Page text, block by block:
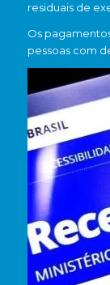
residuais de
Os
pessoas com